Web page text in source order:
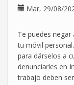
Mar, 29/08/
Te puedes
tu móvil
para dárselos a
denunciarles en
trabajo deben